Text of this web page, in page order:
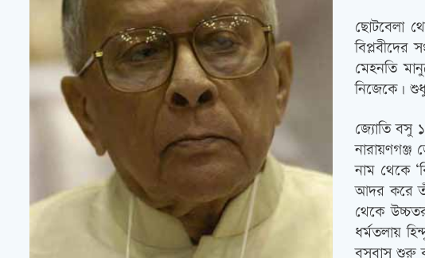
ছোটবেলা
মেহনতি
নিজেকে।
জ্যোতি বসু
নারায়ণগঞ্জ
নাম থেকে
আদর করে
থেকে
ধর্মতলায়
বসবাস শুরু